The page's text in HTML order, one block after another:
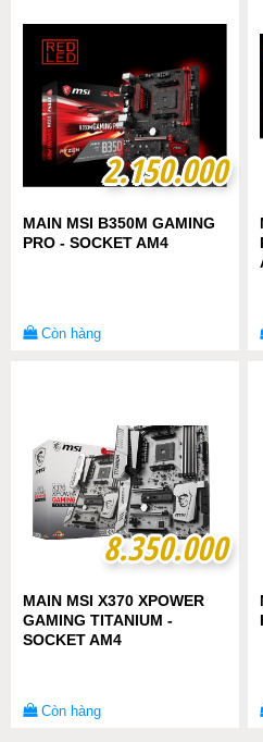
2.150.000
2.150.000
MAIN MSI B350M GAMING
PRO - SOCKET AM4
Còn hàng
8.350.000
8.350.000
MAIN MSI X370 XPOWER
GAMING TITANIUM -
SOCKET AM4
Còn hàng